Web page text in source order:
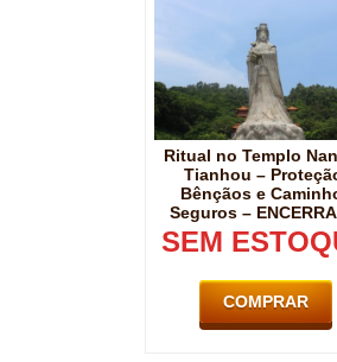
Ritual no Templo
Tianhou –
Bênçãos e
Seguros –
SEM
COMPRAR